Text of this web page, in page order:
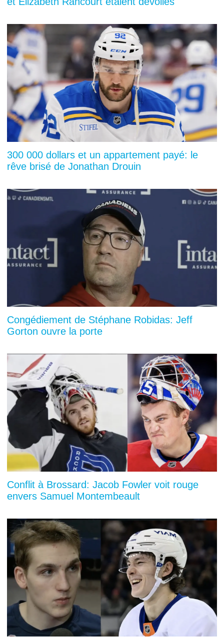
300 000 dollars et un appartement payé: le
rêve brisé de Jonathan Drouin
Congédiement de Stéphane Robidas: Jeff
Gorton ouvre la porte
Conflit à Brossard: Jacob Fowler voit rouge
envers Samuel Montembeault